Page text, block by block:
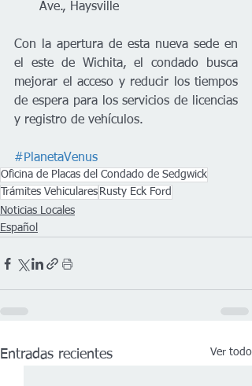
Ave., Haysville
Con la apertura de esta nueva sede en
el este de Wichita, el condado busca
mejorar el acceso y reducir los tiempos
de espera para los servicios de licencias
y registro de vehículos.
#PlanetaVenus
Oficina de Placas del Condado de Sedgwick
Trámites Vehiculares Rusty Eck Ford
Noticias Locales
Español
Entradas recientes Ver todo